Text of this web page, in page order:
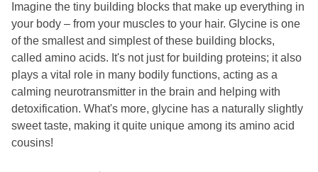
Imagine the tiny building blocks that make up everything in
your body – from your muscles to your hair. Glycine is one
of the smallest and simplest of these building blocks,
called amino acids. It's not just for building proteins; it also
plays a vital role in many bodily functions, acting as a
calming neurotransmitter in the brain and helping with
detoxification. What's more, glycine has a naturally slightly
sweet taste, making it quite unique among its amino acid
cousins!